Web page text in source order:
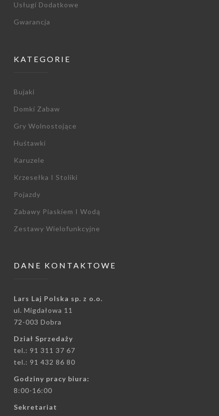
Usługi Dodatkowe
Gwarancja
KATEGORIE
Bujaki
Domki Zabaw
Gry Wolnostojące
Huśtawki
Karuzele
Krzesełka I Stoliki
Pojazdy
Zabawy Piaskiem I Wodą
Zestawy Wielofunkcyjne
DANE KONTAKTOWE
Lars Laj Polska sp. z o.o.
ul. Migdałowa 11
72-003 Dobra
Dział Sprzedaży
tel.: 91 311 37 67
tel.: 91 432 86 80
Godziny pracy biura:
8:00-16:00
Sekretariat